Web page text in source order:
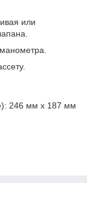
или
246 мм х 187 мм